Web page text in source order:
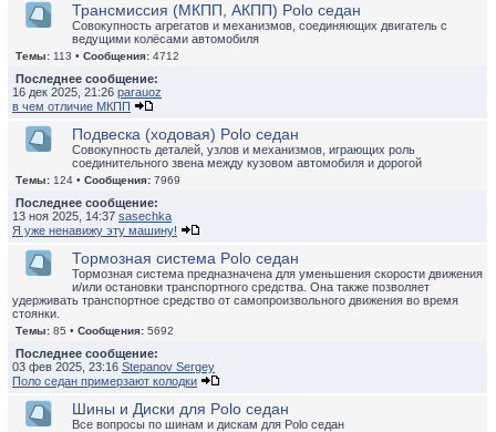
Трансмиссия (МКПП, АКПП) Polo седан
Совокупность агрегатов и механизмов, соединяющих двигатель с
ведущими колёсами автомобиля
Темы: 113 • Сообщения: 4712
Последнее сообщение:
16 дек 2025, 21:26 parauoz
в чем отличие МКПП
Подвеска (ходовая) Polo седан
Совокупность деталей, узлов и механизмов, играющих роль
соединительного звена между кузовом автомобиля и дорогой
Темы: 124 • Сообщения: 7969
Последнее сообщение:
13 ноя 2025, 14:37 sasechka
Я уже ненавижу эту машину!
Тормозная система Polo седан
Тормозная система предназначена для уменьшения скорости движения
и/или остановки транспортного средства. Она также позволяет
удерживать транспортное средство от самопроизвольного движения во время
стоянки.
Темы: 85 • Сообщения: 5692
Последнее сообщение:
03 фев 2025, 23:16 Stepanov Sergey
Поло седан примерзают колодки
Шины и Диски для Polo седан
Все вопросы по шинам и дискам для Polo седан